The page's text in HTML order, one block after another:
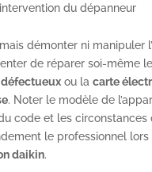
du dépanneur
démonter ni manipuler
de réparer soi-même le
ou la carte
. Noter le modèle de
code et les circonstances
le professionnel lors
daikin.